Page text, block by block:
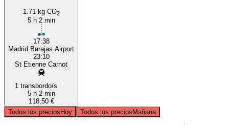
1.71 kg CO2
5 h 2 min
17:38
Madrid Barajas Airport
23:10
St Etienne Carnot
1 transbordo/s
5 h 2 min
118,50 €
Todos los preciosHoy Todos los preciosMañana